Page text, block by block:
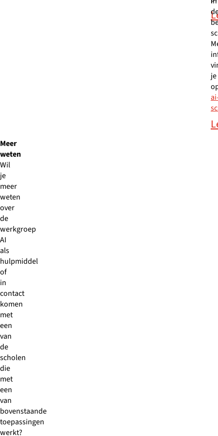
je
Meer
weten
Wil
je
meer
weten
over
de
werkgroep
AI
als
hulpmiddel
of
in
contact
komen
met
een
van
de
scholen
die
met
een
van
bovenstaande
toepassingen
werkt?